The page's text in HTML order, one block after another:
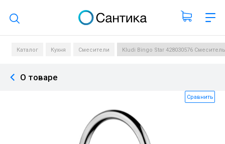
Поиск по каталогу
Каталог Кухня Смесители Kludi Bingo Star 428030576
О товаре
Сравнить